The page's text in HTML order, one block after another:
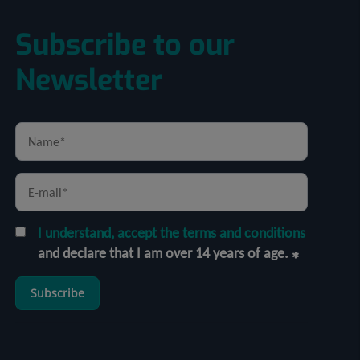
Subscribe to our
Newsletter
I understand, accept the terms and conditions
and declare that I am over 14 years of age.
Subscribe